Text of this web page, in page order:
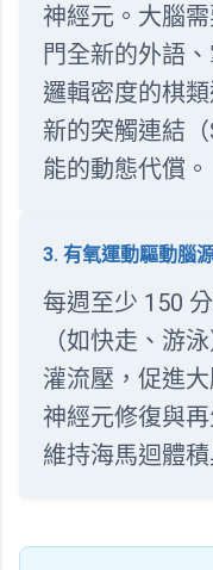
神經元。大腦
門全新的外語
邏輯密度的棋
新的突觸連結
能的動態代償。
3. 有氧運動驅動腦
每週至少 150
（如快走、游
灌流壓，促進
神經元修復與
維持海馬迴體